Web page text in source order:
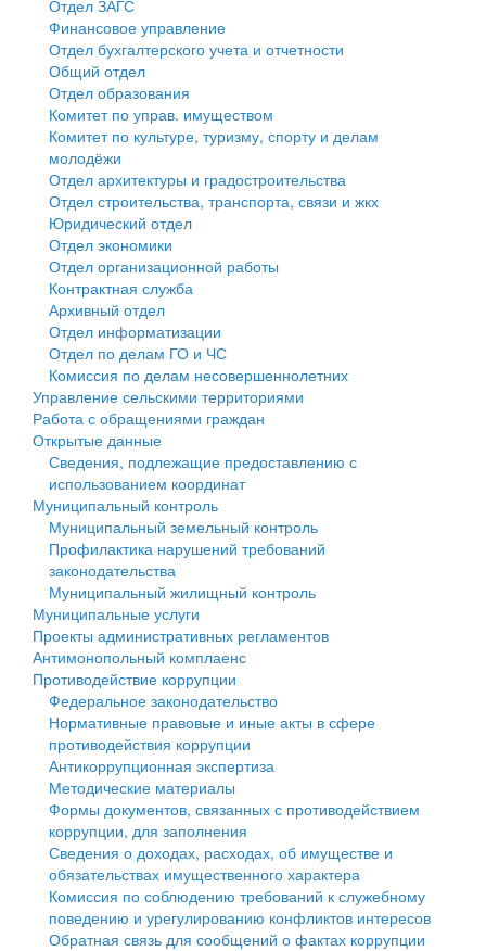
Государственные услуги
Промышленность и АПК
Экономика и бизнес
Символика
Устав
Гостям округа
Туризм
Культура
Образование
Здравоохранение
Социальная защита
Фотоальбом
муниципального округа Тверской области
Администрация Кашинского муниципального округа
Тверской области
Управление сельскими территориями
Открытые данные
Работа с обращениями граждан
Муниципальный контроль
Муниципальные услуги
Проекты административных регламентов
Антимонопольный комплаенс
Противодействие коррупции
Финансовое управление
Бюджет для граждан
Имущество
Выявление правообладателей ранее учтенных
объектов недвижимости
Имущественная поддержка субъектов малого и
среднего предпринимательства
Информационная поддержка субъектов малого и
среднего предпринимательства
Муниципальные программы
Контрольно-счетная палата
Персональные данные
Оценка регулирующего воздействия
Деятельность МУ
Нормативы градостроительного проектирования
Правила землепользования и застройки
Генеральные планы
Проекты планировки территории
Собрание депутатов
Городское поселение
Сельские поселения
Отдел ЗАГС
Финансовое управление
Отдел бухгалтерского учета и отчетности
Общий отдел
Отдел образования
Комитет по управ. имуществом
Комитет по культуре, туризму, спорту и делам
молодёжи
Отдел архитектуры и градостроительства
Отдел строительства, транспорта, связи и жкх
Юридический отдел
Отдел экономики
Отдел организационной работы
Контрактная служба
Архивный отдел
Отдел информатизации
Отдел по делам ГО и ЧС
Комиссия по делам несовершеннолетних
Управление сельскими территориями
Работа с обращениями граждан
Открытые данные
Сведения, подлежащие предоставлению с
использованием координат
Муниципальный контроль
Муниципальный земельный контроль
Профилактика нарушений требований
законодательства
Муниципальный жилищный контроль
Муниципальные услуги
Проекты административных регламентов
Антимонопольный комплаенс
Противодействие коррупции
Федеральное законодательство
Нормативные правовые и иные акты в сфере
противодействия коррупции
Антикоррупционная экспертиза
Методические материалы
Формы документов, связанных с противодействием
коррупции, для заполнения
Сведения о доходах, расходах, об имуществе и
обязательствах имущественного характера
Комиссия по соблюдению требований к служебному
поведению и урегулированию конфликтов интересов
Обратная связь для сообщений о фактах коррупции